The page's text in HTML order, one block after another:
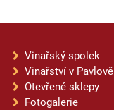
Vinařský spolek
Vinařství v Pavlově
Otevřené sklepy
Fotogalerie